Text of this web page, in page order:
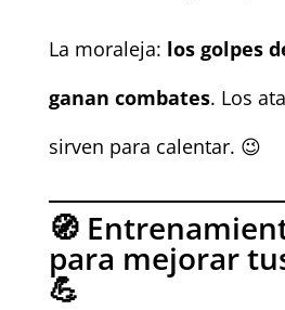
La moraleja: los golpes
ganan combates. Los
sirven para calentar. 😉
🧭
para mejorar
💪